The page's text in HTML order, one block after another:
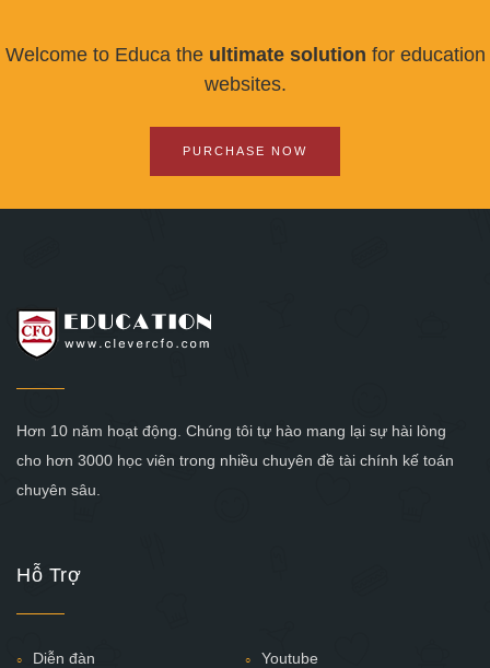
Welcome to Educa the ultimate solution for education
websites.
PURCHASE NOW
Hơn 10 năm hoạt động. Chúng tôi tự hào mang lại sự hài lòng
cho hơn 3000 học viên trong nhiều chuyên đề tài chính kế toán
chuyên sâu.
Hỗ Trợ
Diễn đàn
Youtube